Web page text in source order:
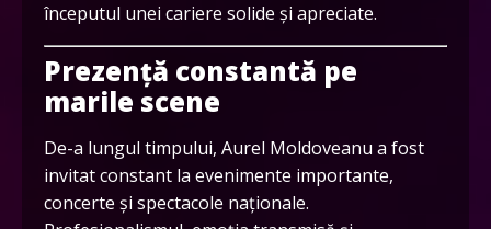
începutul unei cariere solide și apreciate.
Prezență constantă pe
marile scene
De-a lungul timpului, Aurel Moldoveanu a fost
invitat constant la evenimente importante,
concerte și spectacole naționale.